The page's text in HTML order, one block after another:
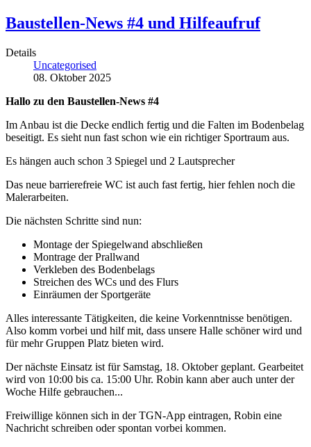
Baustellen-News #4 und Hilfeaufruf
Details
Uncategorised
08. Oktober 2025
Hallo zu den Baustellen-News #4
Im Anbau ist die Decke endlich fertig und die Falten im Bodenbelag
beseitigt. Es sieht nun fast schon wie ein richtiger Sportraum aus.
Es hängen auch schon 3 Spiegel und 2 Lautsprecher
Das neue barrierefreie WC ist auch fast fertig, hier fehlen noch die
Malerarbeiten.
Die nächsten Schritte sind nun:
Montage der Spiegelwand abschließen
Montrage der Prallwand
Verkleben des Bodenbelags
Streichen des WCs und des Flurs
Einräumen der Sportgeräte
Alles interessante Tätigkeiten, die keine Vorkenntnisse benötigen.
Also komm vorbei und hilf mit, dass unsere Halle schöner wird und
für mehr Gruppen Platz bieten wird.
Der nächste Einsatz ist für Samstag, 18. Oktober geplant. Gearbeitet
wird von 10:00 bis ca. 15:00 Uhr. Robin kann aber auch unter der
Woche Hilfe gebrauchen...
Freiwillige können sich in der TGN-App eintragen, Robin eine
Nachricht schreiben oder spontan vorbei kommen.